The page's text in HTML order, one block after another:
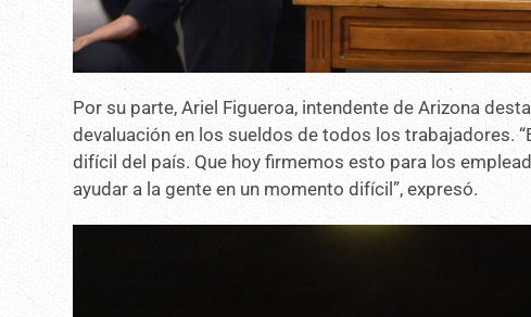
Por su parte, Ariel Figueroa, intendente de Arizona
devaluación en los sueldos de todos los trabajadores.
difícil del país. Que hoy firmemos esto para los
ayudar a la gente en un momento difícil”, expresó.